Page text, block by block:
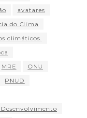
avatares
do Clima
climáticos.
MRE
ONU
PNUD